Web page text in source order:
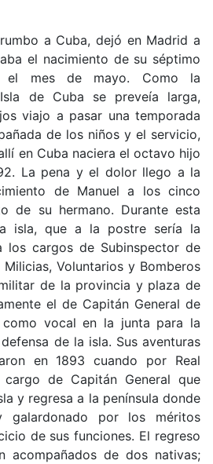
a Cuba, dejó en Madrid a
el nacimiento de su séptimo
mes de mayo. Como la
de Cuba se preveía larga,
viajo a pasar una temporada
de los niños y el servicio,
en Cuba naciera el octavo hijo
La pena y el dolor llego a la
de Manuel a los cinco
de su hermano. Durante esta
isla, que a la postre sería la
los cargos de Subinspector de
Voluntarios y Bomberos
de la provincia y plaza de
el de Capitán General de
vocal en la junta para la
de la isla. Sus aventuras
en 1893 cuando por Real
de Capitán General que
y regresa a la península donde
galardonado por los méritos
de sus funciones. El regreso
acompañados de dos nativas;